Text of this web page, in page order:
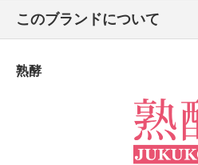
このブランドについて
熟酵